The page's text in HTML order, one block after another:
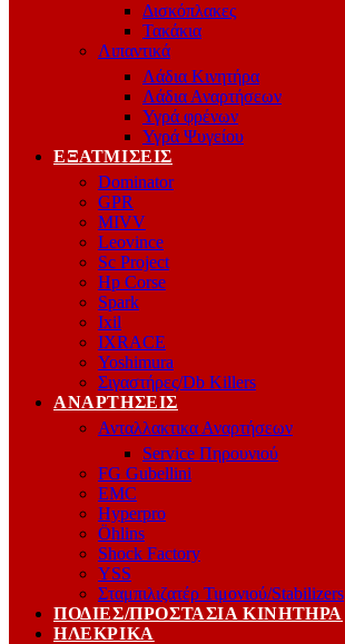
Δισκόπλακες
Τακάκια
Λιπαντικά
Λάδια Κινητήρα
Λάδια Αναρτήσεων
Υγρά φρένων
Υγρά Ψυγείου
ΕΞΑΤΜΊΣΕΙΣ
Dominator
GPR
MIVV
Leovince
Sc Project
Hp Corse
Spark
Ixil
IXRACE
Yoshimura
Σιγαστήρες/Db Killers
ΑΝΑΡΤΉΣΕΙΣ
Ανταλλακτικα Αναρτήσεων
Service Πηρουνιού
FG Gubellini
EMC
Hyperpro
Öhlins
Shock Factory
YSS
Σταμπιλιζατέρ Τιμονιού/Stabilizers
ΠΟΔΙΈΣ/ΠΡΟΣΤΑΣΊΑ ΚΙΝΗΤΉΡΑ
ΗΛΕΚΡΙΚΆ